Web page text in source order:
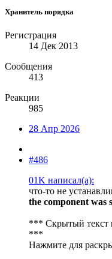
Хранитель порядка
Регистрация
14 Дек 2013
Сообщения
413
Реакции
985
28 Апр 2026
#486
01K написал(а):
что-то не
the component was
*** Скрытый текст
***
Нажмите для